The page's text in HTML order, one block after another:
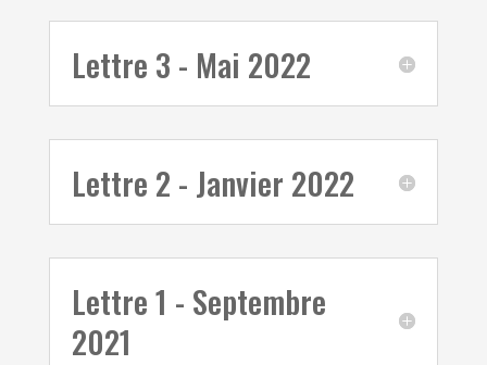
Lettre 3 - Mai 2022
Lettre 2 - Janvier 2022
Lettre 1 - Septembre
2021